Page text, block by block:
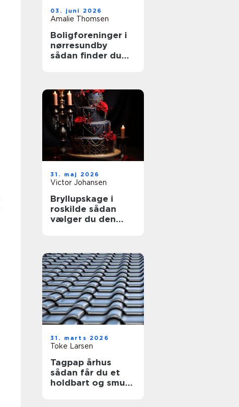
03. juni 2026
Amalie Thomsen
Boligforeninger i
nørresundby
sådan finder du
31. maj 2026
Victor Johansen
Bryllupskage i
roskilde sådan
vælger du den
31. marts 2026
Toke Larsen
Tagpap århus
sådan får du et
holdbart og smukt